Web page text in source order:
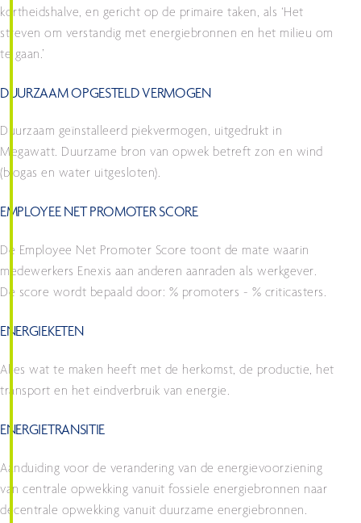
kortheidshalve, en gericht op de primaire taken, als ‘Het
streven om verstandig met energiebronnen en het milieu om
te gaan.’
DUURZAAM OPGESTELD VERMOGEN
Duurzaam geïnstalleerd piekvermogen, uitgedrukt in
Megawatt. Duurzame bron van opwek betreft zon en wind
(biogas en water uitgesloten).
EMPLOYEE NET PROMOTER SCORE
De Employee Net Promoter Score toont de mate waarin
medewerkers Enexis aan anderen aanraden als werkgever.
De score wordt bepaald door: % promoters - % criticasters.
ENERGIEKETEN
Alles wat te maken heeft met de herkomst, de productie, het
transport en het eindverbruik van energie.
ENERGIETRANSITIE
Aanduiding voor de verandering van de energievoorziening
van centrale opwekking vanuit fossiele energiebronnen naar
decentrale opwekking vanuit duurzame energiebronnen.